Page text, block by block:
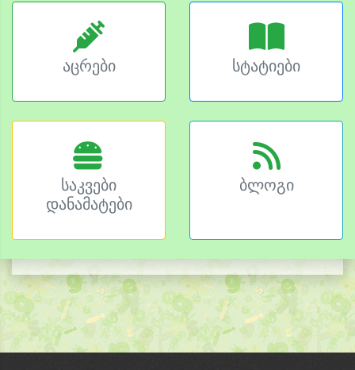
აცრები სტატიები
საკვები
დანამატები
ბლოგი